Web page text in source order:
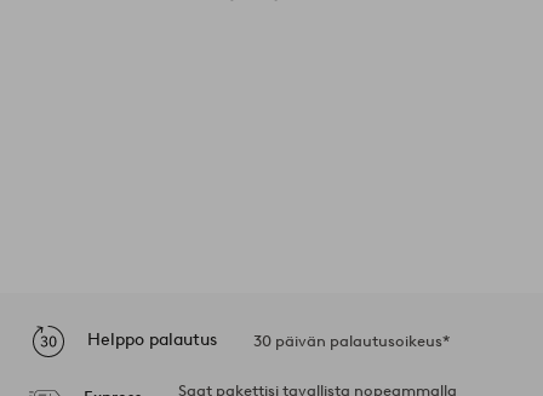
Helppo palautus 30 päivän palautusoikeus*
Saat pakettisi tavallista nopeammalla